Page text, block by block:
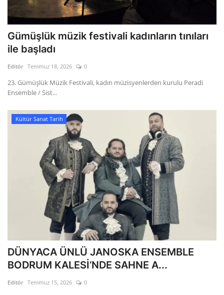
Gümüşlük müzik festivali kadınların tınıları
ile başladı
Editör Temmuz 18, 2026 0
23. Gümüşlük Müzik Festivali, kadın müzisyenlerden kurulu Peradi
Ensemble / Sist...
Kültür Sanat Tarih
DÜNYACA ÜNLÜ JANOSKA ENSEMBLE
BODRUM KALESİ’NDE SAHNE A...
Editör Temmuz 15, 2026 0